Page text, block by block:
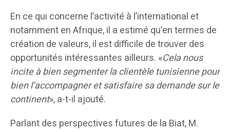
En ce qui concerne l’activité à l’international et
notamment en Afrique, il a estimé qu’en termes de
création de valeurs, il est difficile de trouver des
opportunités intéressantes ailleurs. «Cela nous
incite à bien segmenter la clientèle tunisienne pour
bien l’accompagner et satisfaire sa demande sur le
continent», a-t-il ajouté.
Parlant des perspectives futures de la Biat, M.